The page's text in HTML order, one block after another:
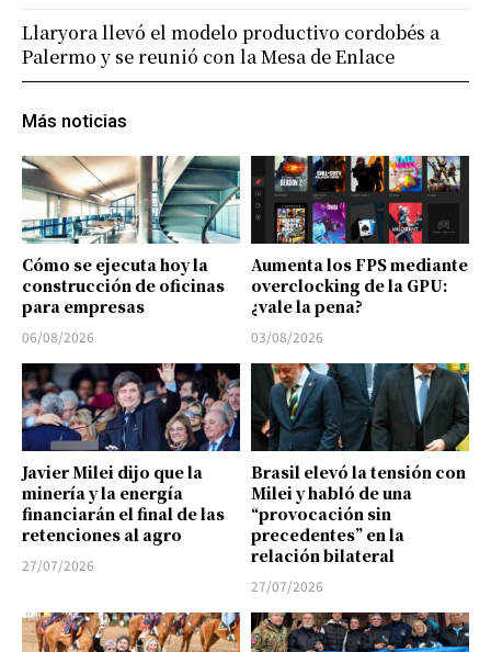
Más noticias
Cómo se ejecuta hoy la
construcción de oficinas
para empresas
06/08/2026
Aumenta los FPS mediante
overclocking de la GPU:
¿vale la pena?
03/08/2026
Javier Milei dijo que la
minería y la energía
financiarán el final de las
retenciones al agro
27/07/2026
Brasil elevó la tensión con
Milei y habló de una
“provocación sin
precedentes” en la
relación bilateral
27/07/2026
Llaryora llevó el modelo productivo cordobés a
Palermo y se reunió con la Mesa de Enlace